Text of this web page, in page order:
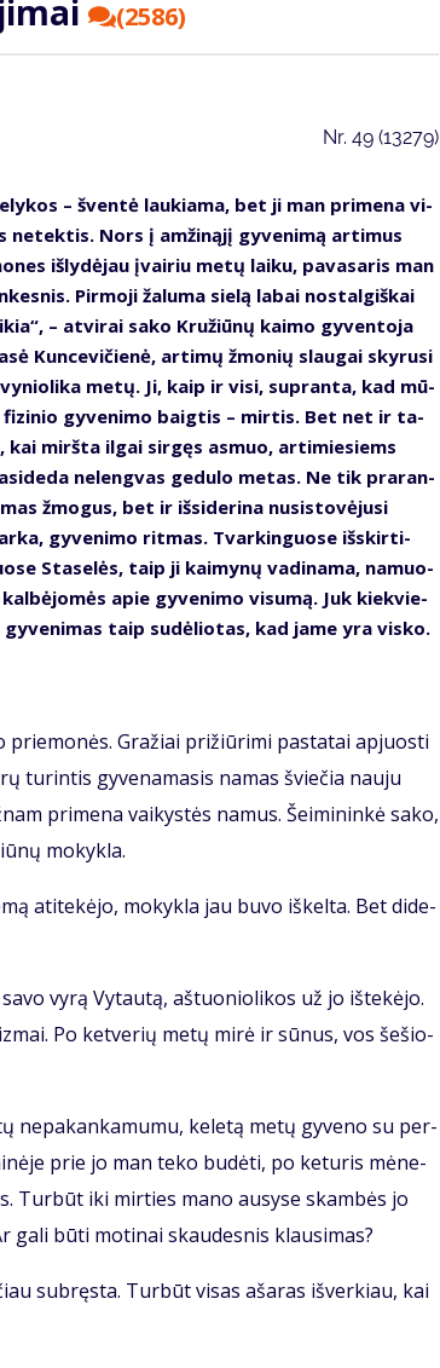
(2586)
Nr. 49 (13279)
– šven­tė lau­kia­ma, bet ji man pri­me­na vi­
ne­tek­tis. Nors į am­ži­ną­jį gy­ve­ni­mą ar­ti­mus
iš­ly­dė­jau įvai­riu me­tų lai­ku, pa­va­sa­ris man
Pir­mo­ji ža­lu­ma sie­lą la­bai nos­tal­giš­kai
– at­vi­rai sa­ko Kru­žiū­nų kai­mo gy­ven­to­ja
Kun­ce­vi­čie­nė, ar­ti­mų žmo­nių slau­gai sky­ru­si
me­tų. Ji, kaip ir vi­si, su­pran­ta, kad mū­
fi­zi­nio gy­ve­ni­mo baig­tis – mir­tis. Bet net ir ta­
kai mirš­ta il­gai sir­gęs as­muo, ar­ti­mie­siems
ne­leng­vas ge­du­lo me­tas. Ne tik pra­ran­
žmo­gus, bet ir iš­si­de­ri­na nu­si­sto­vė­ju­si
gy­ve­ni­mo rit­mas. Tvar­kin­guo­se iš­skir­ti­
Sta­se­lės, taip ji kai­my­nų va­di­na­ma, na­muo­
kal­bė­jo­mės apie gy­ve­ni­mo vi­su­mą. Juk kiek­vie­
gy­ve­ni­mas taip su­dė­lio­tas, kad ja­me yra vis­ko.
Gra­žiai pri­žiū­ri­mi pa­sta­tai ap­juos­ti
tu­rin­tis gy­ve­na­ma­sis na­mas švie­čia nau­ju
pri­me­na vai­kys­tės na­mus. Šei­mi­nin­kė sa­ko,
mo­kyk­la.
ati­te­kė­jo, mo­kyk­la jau bu­vo iš­kel­ta. Bet di­de­
vy­rą Vy­tau­tą, aš­tuo­nio­li­kos už jo iš­te­kė­jo.
Po ket­ve­rių me­tų mi­rė ir sū­nus, vos še­šio­
ne­pa­kan­ka­mu­mu, ke­le­tą me­tų gy­ve­no su per­
prie jo man te­ko bu­dė­ti, po ke­tu­ris mė­ne­
Tur­būt iki mir­ties ma­no au­sy­se skam­bės jo
ga­li bū­ti mo­ti­nai skau­des­nis klau­si­mas?
su­bręs­ta. Tur­būt vi­sas aša­ras iš­ver­kiau, kai